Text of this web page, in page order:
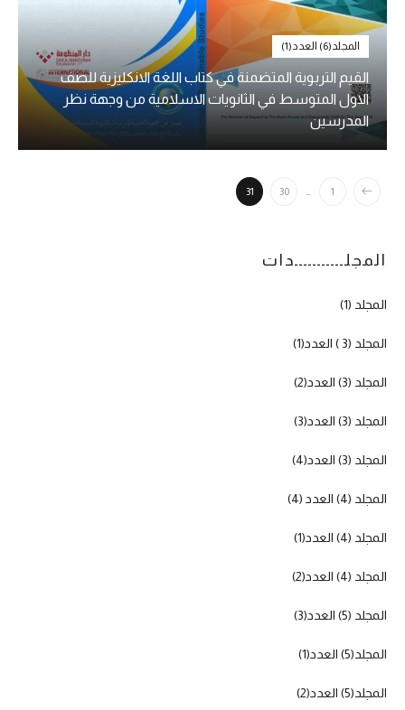
المجلـــــــــــدات
المجلد (1)
المجلد (3 ) العدد(1)
المجلد (3) العدد(2)
المجلد (3) العدد(3)
المجلد (3) العدد(4)
المجلد (4) العدد (4)
المجلد (4) العدد(1)
المجلد (4) العدد(2)
المجلد (5) العدد(3)
المجلد(5) العدد(1)
المجلد(5) العدد(2)
المجلد(6) العدد(1)
القيم التربوية المتضمنة في كتاب اللغة الانكليزية للصف
الاول المتوسط في الثانويات الاسلامية من وجهة نظر
المدرسين
1
…
30
31